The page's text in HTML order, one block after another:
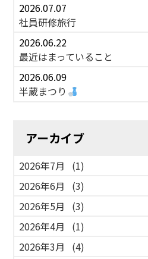
2026.07.07
社員研修旅行
2026.06.22
最近はまっていること
2026.06.09
半蔵まつり
アーカイブ
2026年7月
(1)
2026年6月
(3)
2026年5月
(3)
2026年4月
(1)
2026年3月
(4)